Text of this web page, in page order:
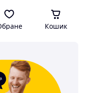
Кошик